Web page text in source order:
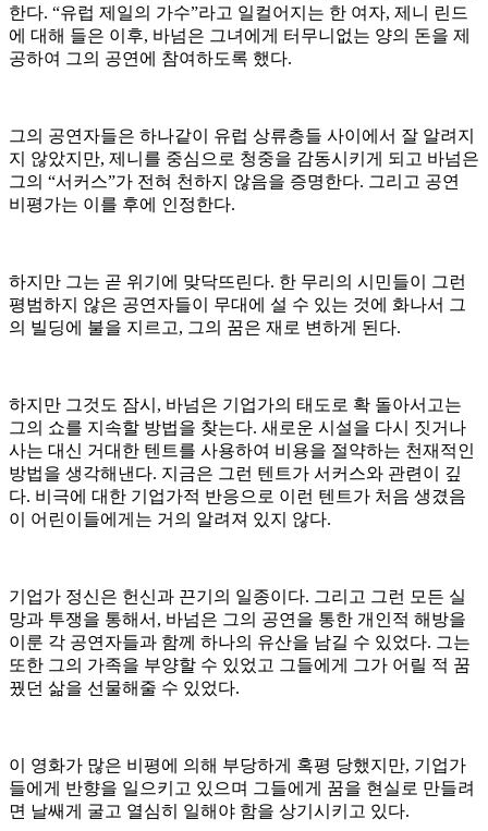
한다. “유럽 제일의 가수”라고 일컬어지는 한 여자, 제니 린드
에 대해 들은 이후, 바넘은 그녀에게 터무니없는 양의 돈을 제
공하여 그의 공연에 참여하도록 했다.
그의 공연자들은 하나같이 유럽 상류층들 사이에서 잘 알려지
지 않았지만, 제니를 중심으로 청중을 감동시키게 되고 바넘은
그의 “서커스”가 전혀 천하지 않음을 증명한다. 그리고 공연
비평가는 이를 후에 인정한다.
하지만 그는 곧 위기에 맞닥뜨린다. 한 무리의 시민들이 그런
평범하지 않은 공연자들이 무대에 설 수 있는 것에 화나서 그
의 빌딩에 불을 지르고, 그의 꿈은 재로 변하게 된다.
하지만 그것도 잠시, 바넘은 기업가의 태도로 확 돌아서고는
그의 쇼를 지속할 방법을 찾는다. 새로운 시설을 다시 짓거나
사는 대신 거대한 텐트를 사용하여 비용을 절약하는 천재적인
방법을 생각해낸다. 지금은 그런 텐트가 서커스와 관련이 깊
다. 비극에 대한 기업가적 반응으로 이런 텐트가 처음 생겼음
이 어린이들에게는 거의 알려져 있지 않다.
기업가 정신은 헌신과 끈기의 일종이다. 그리고 그런 모든 실
망과 투쟁을 통해서, 바넘은 그의 공연을 통한 개인적 해방을
이룬 각 공연자들과 함께 하나의 유산을 남길 수 있었다. 그는
또한 그의 가족을 부양할 수 있었고 그들에게 그가 어릴 적 꿈
꿨던 삶을 선물해줄 수 있었다.
이 영화가 많은 비평에 의해 부당하게 혹평 당했지만, 기업가
들에게 반향을 일으키고 있으며 그들에게 꿈을 현실로 만들려
면 날쌔게 굴고 열심히 일해야 함을 상기시키고 있다.